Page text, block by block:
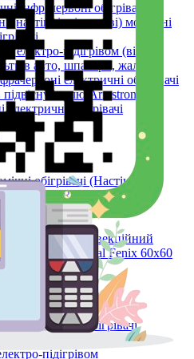
інфрачервоні обігрівачі
(настінні, підлогові) мобільні
з електро-підігрівом (вікон,
авто, шпалери, жалюзі)
електричні обігрівачі
стелю Armstrong)
обігрівачі
обігрівачі (Настінні,
ARMSTRONG)
(інфрачервоні)
обігрівач конвекційний
Monocrystal Fenix 60x60
рушникосушки
електричні обігрівачі
підігрівом